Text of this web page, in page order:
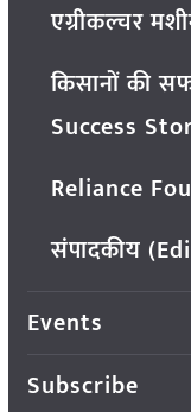
एग्रीकल्चर
किसानों की
Success
Reliance
संपादकीय
Events
Subscribe